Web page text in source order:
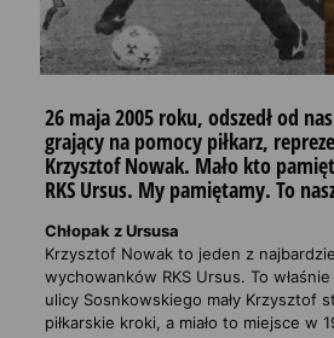
26 maja 2005 roku, odszedł od
grający na pomocy piłkarz,
Krzysztof Nowak. Mało kto
RKS Ursus. My pamiętamy. To
Chłopak z Ursusa
Krzysztof Nowak to jeden z
wychowanków RKS Ursus. To
ulicy Sosnkowskiego mały Krzysztof
piłkarskie kroki, a miało to miejsce w